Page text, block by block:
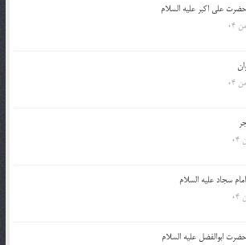
حضرت علی اکبر علیه السلام
سجاد علیه السلام
ابوالفضل علیه السلام